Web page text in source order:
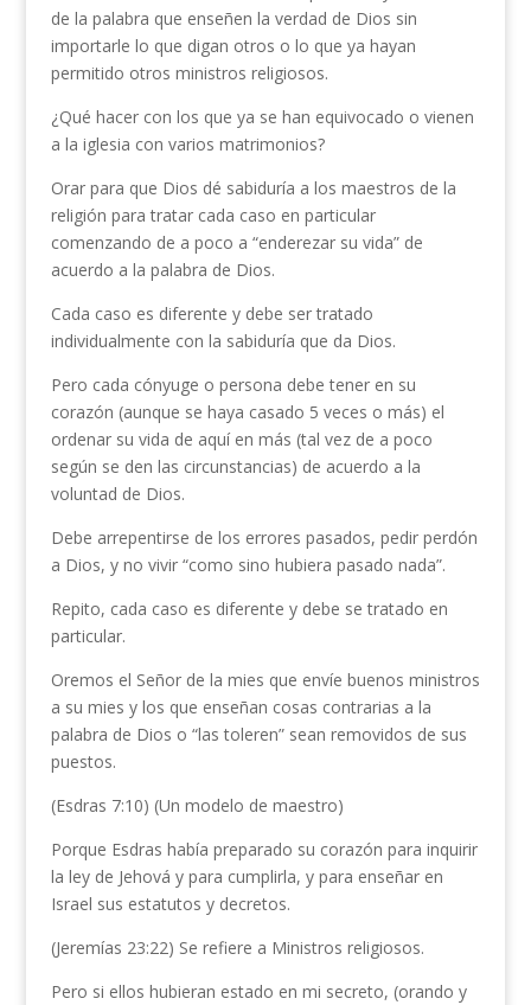
de la palabra que enseñen la verdad de Dios sin
importarle lo que digan otros o lo que ya hayan
permitido otros ministros religiosos.
¿Qué hacer con los que ya se han equivocado o vienen
a la iglesia con varios matrimonios?
Orar para que Dios dé sabiduría a los maestros de la
religión para tratar cada caso en particular
comenzando de a poco a “enderezar su vida” de
acuerdo a la palabra de Dios.
Cada caso es diferente y debe ser tratado
individualmente con la sabiduría que da Dios.
Pero cada cónyuge o persona debe tener en su
corazón (aunque se haya casado 5 veces o más) el
ordenar su vida de aquí en más (tal vez de a poco
según se den las circunstancias) de acuerdo a la
voluntad de Dios.
Debe arrepentirse de los errores pasados, pedir perdón
a Dios, y no vivir “como sino hubiera pasado nada”.
Repito, cada caso es diferente y debe se tratado en
particular.
Oremos el Señor de la mies que envíe buenos ministros
a su mies y los que enseñan cosas contrarias a la
palabra de Dios o “las toleren” sean removidos de sus
puestos.
(Esdras 7:10) (Un modelo de maestro)
Porque Esdras había preparado su corazón para inquirir
la ley de Jehová y para cumplirla, y para enseñar en
Israel sus estatutos y decretos.
(Jeremías 23:22) Se refiere a Ministros religiosos.
Pero si ellos hubieran estado en mi secreto, (orando y